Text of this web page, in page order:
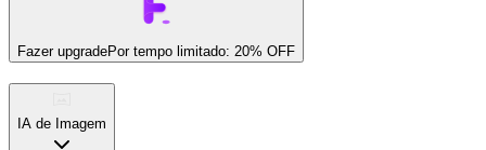
Fazer upgradePor tempo limitado: 20% OFF
IA de Imagem